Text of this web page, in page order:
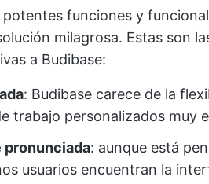
funciones y
milagrosa. Estas son
a Budibase:
: Budibase carece de la
trabajo personalizados muy
pronunciada: aunque está
usuarios encuentran la